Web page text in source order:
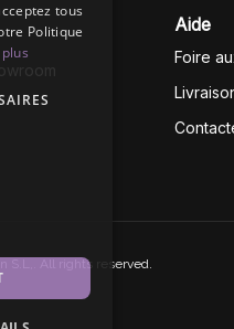
Aide
Foire
S.L,. All rights reserved.
tous
Politique